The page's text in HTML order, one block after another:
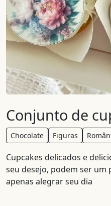
Conjunto de
Chocolate Figuras
Cupcakes delicados e
seu desejo, podem ser
apenas alegrar seu dia